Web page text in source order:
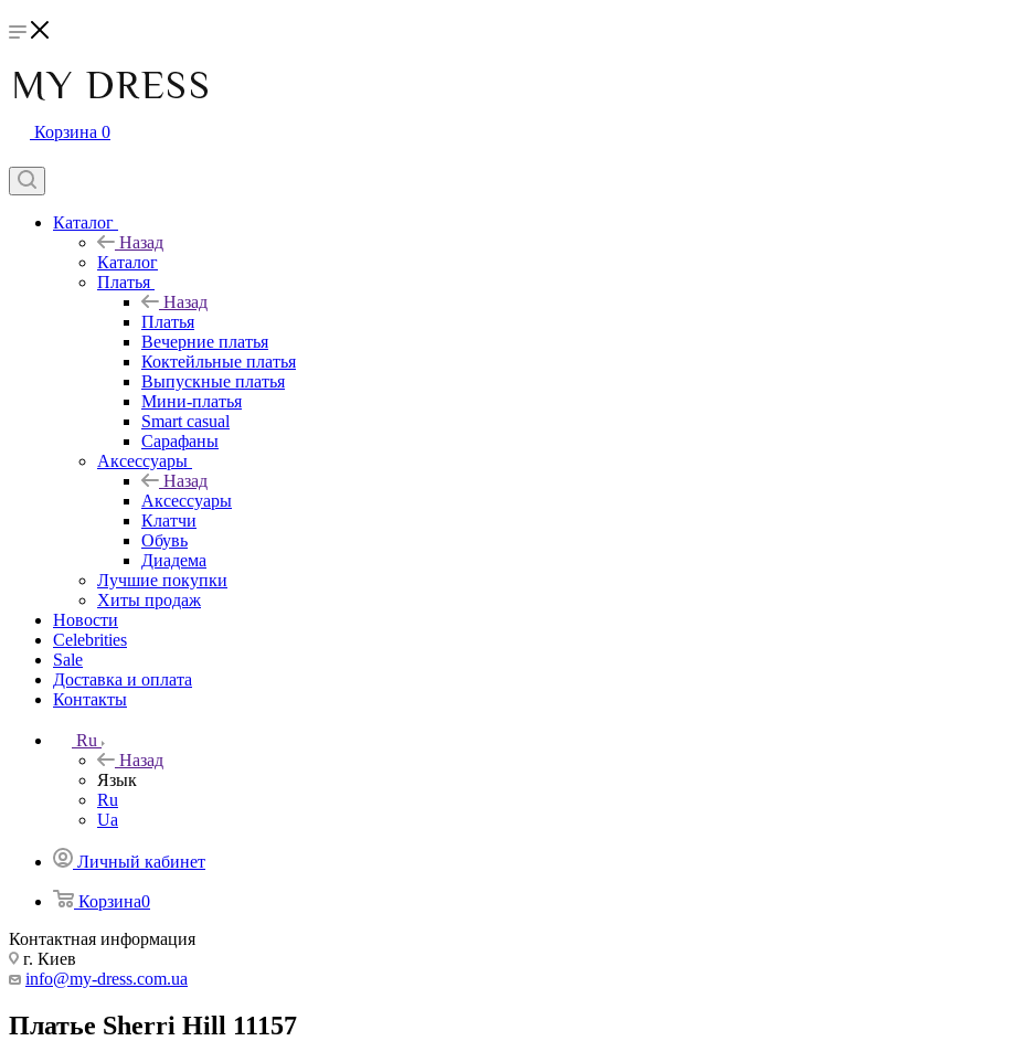
Корзина 0
Каталог
Назад
Каталог
Платья
Назад
Платья
Вечерние платья
Коктейльные платья
Выпускные платья
Мини-платья
Smart casual
Сарафаны
Аксессуары
Назад
Аксессуары
Клатчи
Обувь
Диадема
Лучшие покупки
Хиты продаж
Новости
Celebrities
Sale
Доставка и оплата
Контакты
Ru
Назад
Язык
Ru
Ua
Личный кабинет
Корзина0
Контактная информация
г. Киев
info@my-dress.com.ua
Платье Sherri Hill 11157